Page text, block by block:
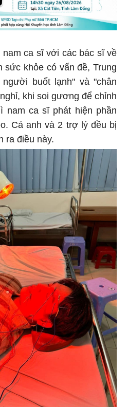
nam ca sĩ với các bác sĩ về
sức khỏe có vấn đề, Trung
buốt lạnh" và "chân
khi soi gương để chỉnh
nam ca sĩ phát hiện phần
Cả anh và 2 trợ lý đều bị
ra điều này.